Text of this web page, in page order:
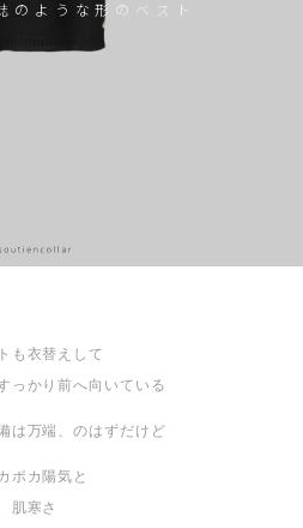
のような形のベスト
も衣替えして
っかり前へ向いている
は万端、のはずだけど
ポカ陽気と
肌寒さ